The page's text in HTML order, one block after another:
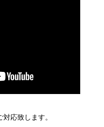
応致します。